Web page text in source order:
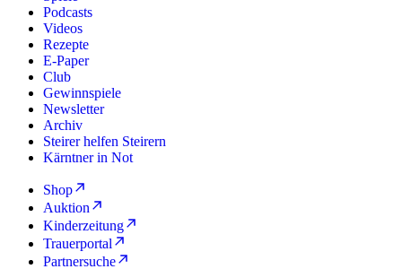
Podcasts
Videos
Rezepte
E-Paper
Club
Gewinnspiele
Newsletter
Archiv
Steirer helfen Steirern
Kärntner in Not
Shop
Auktion
Kinderzeitung
Trauerportal
Partnersuche